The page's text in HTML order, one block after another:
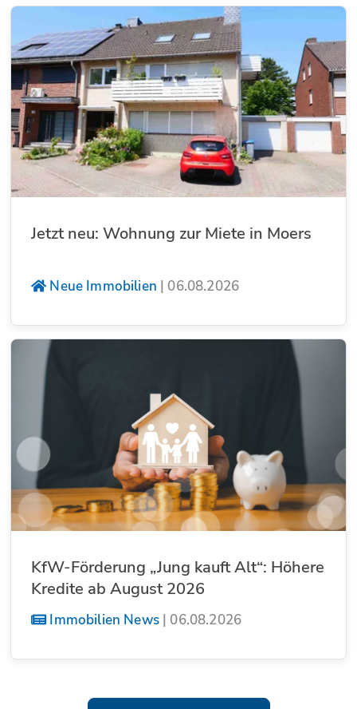
Jetzt neu: Wohnung zur Miete in Moers
Neue Immobilien | 06.08.2026
KfW-Förderung „Jung kauft Alt“: Höhere
Kredite ab August 2026
Immobilien News| 06.08.2026